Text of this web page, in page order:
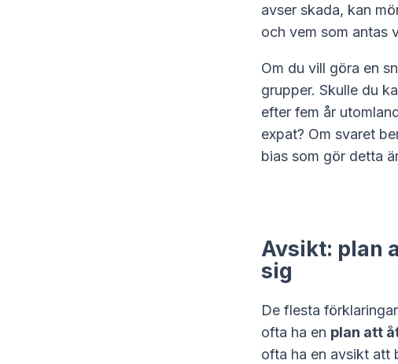
avser skada, kan
och vem som antas
Om du vill göra en
grupper. Skulle du
efter fem år
expat? Om svaret
bias som gör detta
Avsikt: plan
sig
De flesta
ofta ha en plan att
ofta ha en avsikt att